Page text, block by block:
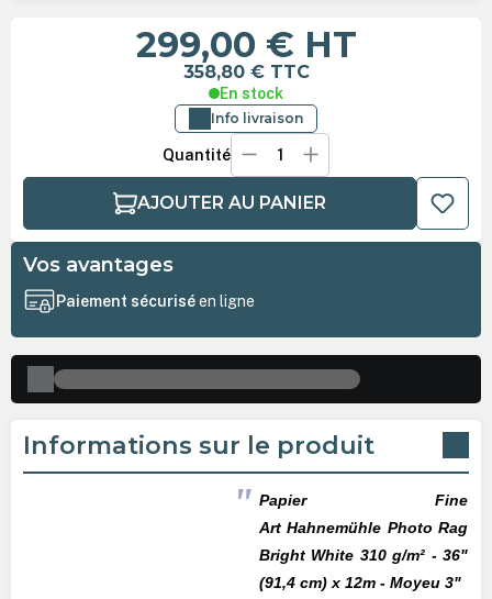
299,00 € HT
358,80 € TTC
En stock
Info livraison
Quantité
AJOUTER AU PANIER
Vos avantages
Paiement sécuriséen ligne
Informations sur le produit
Papier Fine
ArtHahnemühle Photo Rag
Bright White 310 g/m² - 36"
(91,4 cm) x 12m - Moyeu 3"